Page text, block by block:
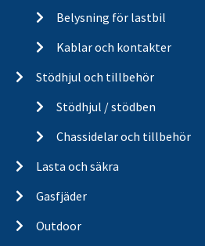
Belysning för lastbil
Kablar och kontakter
Stödhjul och tillbehör
Stödhjul / stödben
Chassidelar och tillbehör
Lasta och säkra
Gasfjäder
Outdoor